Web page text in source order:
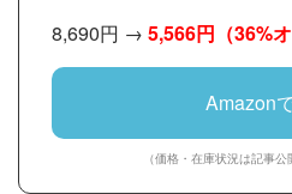
8,690円 → 5,566円 （36%
Amazon
（価格・在庫状況は記事公